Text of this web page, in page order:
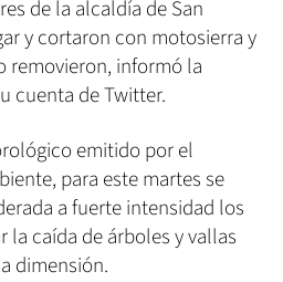
de la alcaldía de San
y cortaron con motosierra y
removieron, informó la
cuenta de Twitter.
emitido por el
para este martes se
a fuerte intensidad los
la caída de árboles y vallas
dimensión.